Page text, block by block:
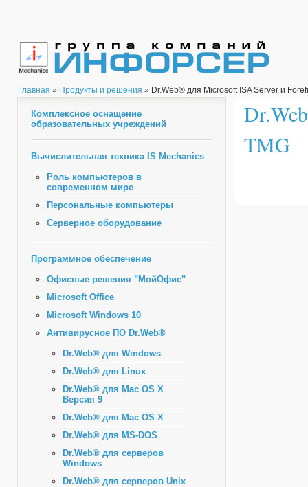
Главная » Продукты и решения » Dr.Web® для Microsoft ISA Server и
Комплексное оснащение
образовательных учреждений
Вычислительная техника IS Mechanics
Роль компьютеров в
современном мире
Персональные компьютеры
Серверное оборудование
Программное обеспечение
Офисные решения "МойОфис"
Microsoft Office
Microsoft Windows 10
Антивирусное ПО Dr.Web®
Dr.Web® для Windows
Dr.Web® для Linux
Dr.Web® для Mac OS X
Версия 9
Dr.Web® для Mac OS X
Dr.Web® для MS-DOS
Dr.Web® для серверов
Windows
Dr.Web® для серверов Unix
TMG